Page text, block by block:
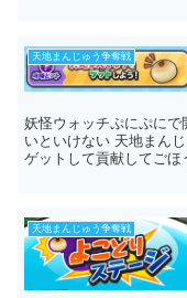
天地まんじゅう争奪戦
妖怪ウォッチぷにぷに
いといけない 天地まん
ゲットして貢献してごほ
天地まんじゅう争奪戦